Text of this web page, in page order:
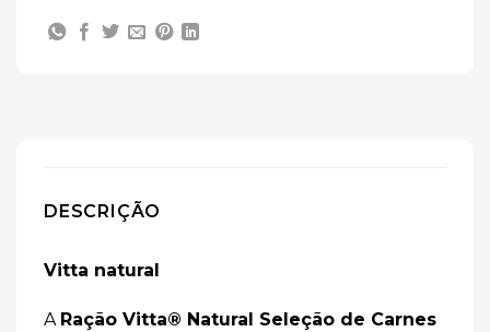
DESCRIÇÃO
Vitta natural
A Ração Vitta® Natural Seleção de Carnes